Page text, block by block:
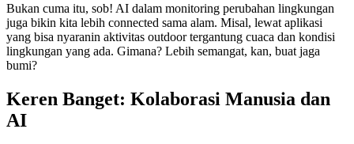
Bukan cuma itu, sob! AI dalam monitoring perubahan lingkungan
juga bikin kita lebih connected sama alam. Misal, lewat aplikasi
yang bisa nyaranin aktivitas outdoor tergantung cuaca dan kondisi
lingkungan yang ada. Gimana? Lebih semangat, kan, buat jaga
bumi?
Keren Banget: Kolaborasi Manusia dan
AI